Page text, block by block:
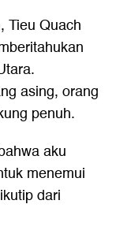
Tieu Quach
asing, orang
penuh.
aku
menemui
dari